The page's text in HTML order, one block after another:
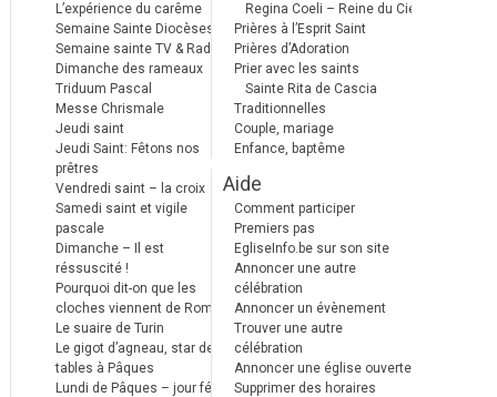
L’expérience du carême
Semaine Sainte Diocèses
Semaine sainte TV & Radio
Dimanche des rameaux
Triduum Pascal
Messe Chrismale
Jeudi saint
Jeudi Saint: Fêtons nos
prêtres
Vendredi saint – la croix
Samedi saint et vigile
pascale
Dimanche – Il est
réssuscité !
Pourquoi dit-on que les
cloches viennent de Rome ?
Le suaire de Turin
Le gigot d’agneau, star des
tables à Pâques
Lundi de Pâques – jour férié
Regina Coeli – Reine du Ciel
Prières à l’Esprit Saint
Prières d’Adoration
Prier avec les saints
Sainte Rita de Cascia
Traditionnelles
Couple, mariage
Enfance, baptême
Aide
Comment participer
Premiers pas
EgliseInfo.be sur son site
Annoncer une autre
célébration
Annoncer un évènement
Trouver une autre
célébration
Annoncer une église ouverte
Supprimer des horaires